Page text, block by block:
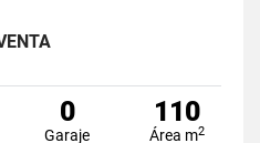
0
Garaje
110
Área m2